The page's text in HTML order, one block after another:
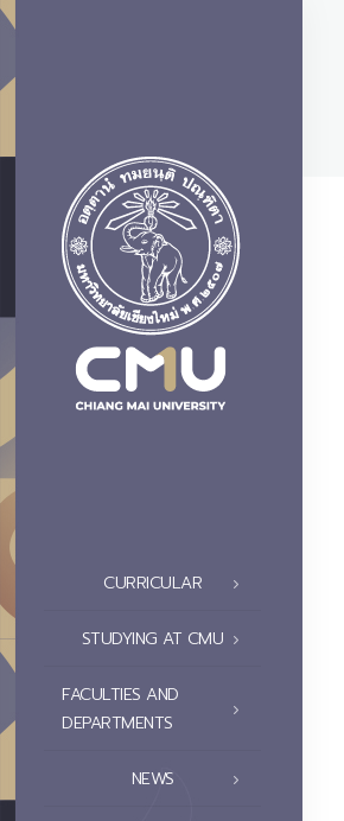
CURRICULAR
STUDYING AT CMU
FACULTIES AND
DEPARTMENTS
NEWS